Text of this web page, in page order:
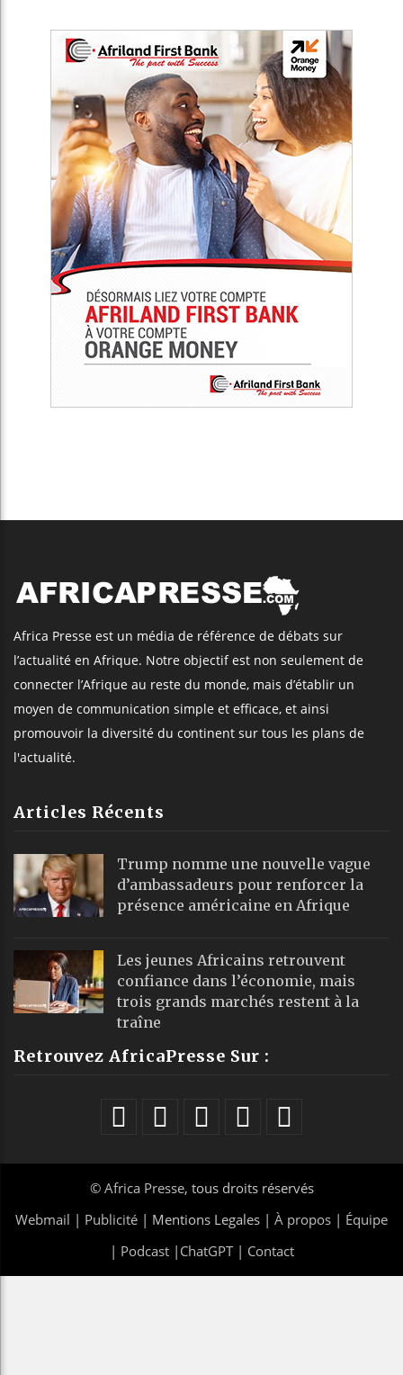
Africa Presse est un média de référence de débats sur
l’actualité en Afrique. Notre objectif est non seulement de
connecter l’Afrique au reste du monde, mais d’établir un
moyen de communication simple et efficace, et ainsi
promouvoir la diversité du continent sur tous les plans de
l'actualité.
Articles Récents
Trump nomme une nouvelle vague
d’ambassadeurs pour renforcer la
présence américaine en Afrique
Les jeunes Africains retrouvent
confiance dans l’économie, mais
trois grands marchés restent à la
traîne
Retrouvez AfricaPresse Sur :
© Africa Presse, tous droits réservés
Webmail | Publicité | Mentions Legales | À propos | Équipe
| Podcast| ChatGPT| Contact